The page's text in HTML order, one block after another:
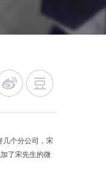
几个分公司，宋
了宋先生的微